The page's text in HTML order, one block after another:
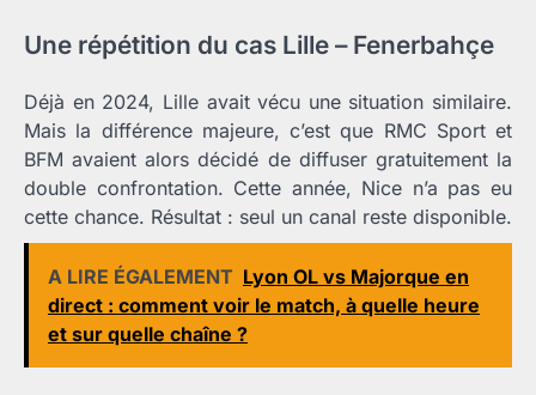
Une répétition du cas Lille – Fenerbahçe
Déjà en 2024, Lille avait vécu une situation similaire.
Mais la différence majeure, c’est que RMC Sport et
BFM avaient alors décidé de diffuser gratuitement la
double confrontation. Cette année, Nice n’a pas eu
cette chance. Résultat : seul un canal reste disponible.
A LIRE ÉGALEMENT Lyon OL vs Majorque en
direct : comment voir le match, à quelle heure
et sur quelle chaîne ?